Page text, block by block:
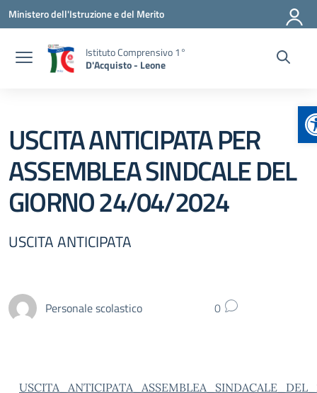
Vai ai contenuti
Vai al menu di navigazione
Vai al footer
Ministero dell'Istruzione e del Merito
Istituto Comprensivo 1°
D'Acquisto - Leone
USCITA ANTICIPATA PER
ASSEMBLEA SINDCALE DEL
GIORNO 24/04/2024
USCITA ANTICIPATA
Personale scolastico 0